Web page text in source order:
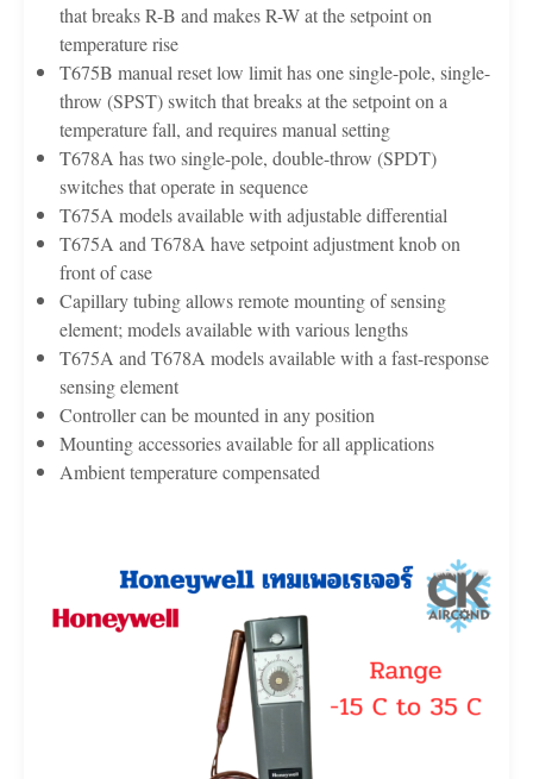
that breaks R-B and makes R-W at the setpoint on
temperature rise
T675B manual reset low limit has one single-pole, single-
throw (SPST) switch that breaks at the setpoint on a
temperature fall, and requires manual setting
T678A has two single-pole, double-throw (SPDT)
switches that operate in sequence
T675A models available with adjustable differential
T675A and T678A have setpoint adjustment knob on
front of case
Capillary tubing allows remote mounting of sensing
element; models available with various lengths
T675A and T678A models available with a fast-response
sensing element
Controller can be mounted in any position
Mounting accessories available for all applications
Ambient temperature compensated